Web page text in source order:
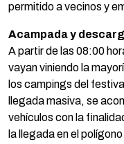
permitido a vecinos y
Acampada y
A partir de las 08:00
vayan viniendo la
los campings del
llegada masiva, se
vehículos con la
la llegada en el